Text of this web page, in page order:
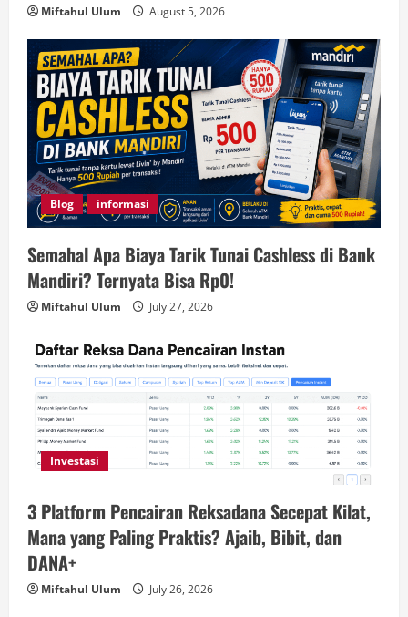
Miftahul Ulum August 5, 2026
Blog informasi
Semahal Apa Biaya Tarik Tunai Cashless di Bank
Mandiri? Ternyata Bisa Rp0!
Miftahul Ulum July 27, 2026
Investasi
3 Platform Pencairan Reksadana Secepat Kilat,
Mana yang Paling Praktis? Ajaib, Bibit, dan
DANA+
Miftahul Ulum July 26, 2026